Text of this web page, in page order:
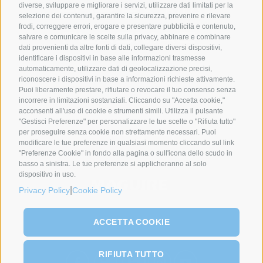
diverse, sviluppare e migliorare i servizi, utilizzare dati limitati per la
selezione dei contenuti, garantire la sicurezza, prevenire e rilevare
frodi, correggere errori, erogare e presentare pubblicità e contenuto,
salvare e comunicare le scelte sulla privacy, abbinare e combinare
dati provenienti da altre fonti di dati, collegare diversi dispositivi,
identificare i dispositivi in base alle informazioni trasmesse
automaticamente, utilizzare dati di geolocalizzazione precisi,
riconoscere i dispositivi in base a informazioni richieste attivamente.
Puoi liberamente prestare, rifiutare o revocare il tuo consenso senza
incorrere in limitazioni sostanziali. Cliccando su "Accetta cookie,"
acconsenti all'uso di cookie e strumenti simili. Utilizza il pulsante
"Gestisci Preferenze" per personalizzare le tue scelte o "Rifiuta tutto"
per proseguire senza cookie non strettamente necessari. Puoi
modificare le tue preferenze in qualsiasi momento cliccando sul link
"Preferenze Cookie" in fondo alla pagina o sull'icona dello scudo in
basso a sinistra. Le tue preferenze si applicheranno al solo
dispositivo in uso.
Privacy Policy Cookie Policy
ACCETTA COOKIE
RIFIUTA TUTTO
SYNCRO GROUP PARTNERS: